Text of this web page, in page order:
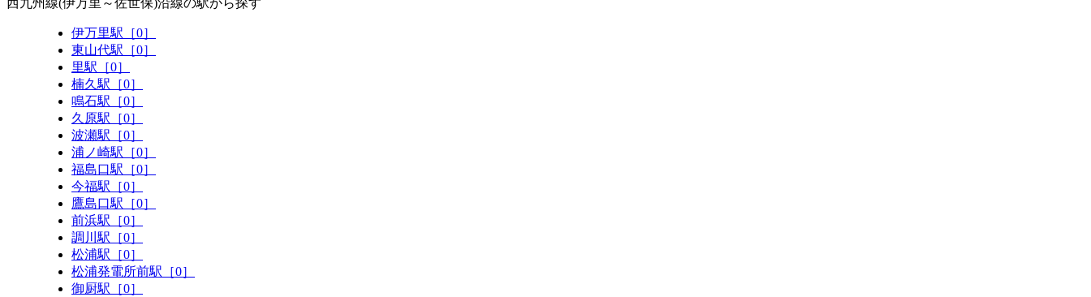
伊万里駅［0］
東山代駅［0］
里駅［0］
楠久駅［0］
鳴石駅［0］
久原駅［0］
波瀬駅［0］
浦ノ崎駅［0］
福島口駅［0］
今福駅［0］
鷹島口駅［0］
前浜駅［0］
調川駅［0］
松浦駅［0］
松浦発電所前駅［0］
御厨駅［0］